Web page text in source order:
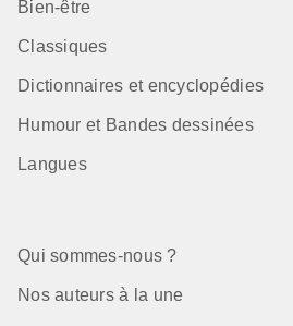
Bien-être
Classiques
Dictionnaires et encyclopédies
Humour et Bandes dessinées
Langues
Qui sommes-nous ?
Nos auteurs à la une